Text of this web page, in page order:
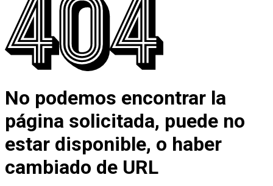
No podemos encontrar la
página solicitada, puede no
estar disponible, o haber
cambiado de URL